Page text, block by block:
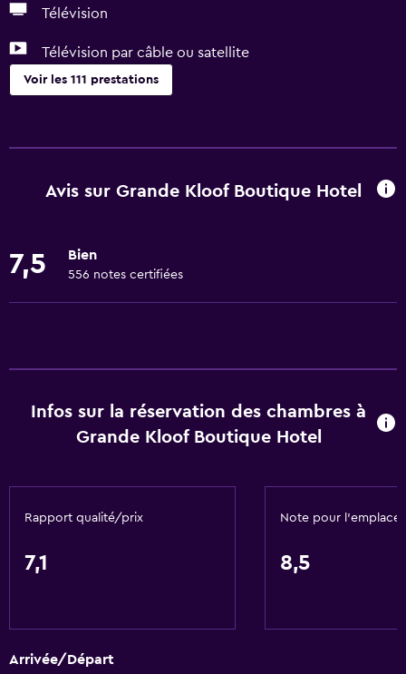
Télévision
Télévision par câble ou satellite
Voir les 111 prestations
Accès WiFi dans toutes les zones
Articles de toilette gratuits
Linge de lit
Gel douche
Après-shampooing
Vue sur le jardin
Avis sur Grande Kloof Boutique Hotel
7,5 Bien
556 notes certifiées
Infos sur la réservation des chambres à
Grande Kloof Boutique Hotel
Rapport qualité/prix
7,1
Note pour
8,5
Arrivée/Départ